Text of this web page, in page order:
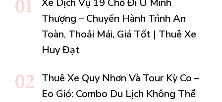
viếtThượng – Chuyến Hành Trình An
Toàn, Thoải Mái, Giá Tốt | Thuê Xe
Huy Đạt
Thuê Xe Quy Nhơn Và Tour Kỳ Co –
Eo Gió: Combo Du Lịch Không Thể